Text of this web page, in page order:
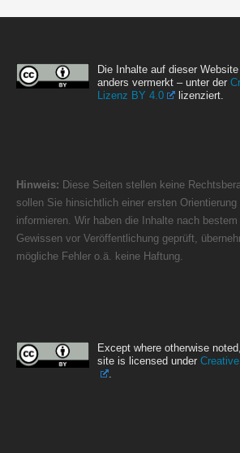
Die Inhalte auf dieser
anders vermerkt – unter der
Lizenz BY 4.0
lizenziert.
Hinweis: Diese Seiten stellen keine
sollen Sie hinsichtlich einer ersten Orientierung
informieren. Wir haben die Inhalte nach bestem
Gewissen vor Veröffentlichung geprüft,
mögliche Fehler o.ä. keine Haftung.
Except where otherwise
site is licensed under
.